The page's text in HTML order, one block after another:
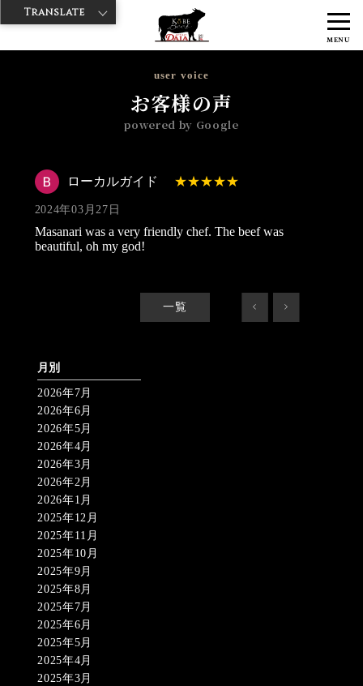
MENU
神戸牛ダイヤ > 神戸牛ダイア 雷門東店
ローカル
user voice
お客様の声
powered by Google
ローカルガイド
2024年03月27日
Masanari was a very friendly chef. The beef was
beautiful, oh my god!
一覧 < >
月別
2026年7月
2026年6月
2026年5月
2026年4月
2026年3月
2026年2月
2026年1月
2025年12月
2025年11月
2025年10月
2025年9月
2025年8月
2025年7月
2025年6月
2025年5月
2025年4月
2025年3月
Translate